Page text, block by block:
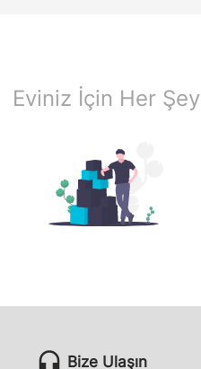
Eviniz İçin Her Şey
headset_mic Bize Ulaşın